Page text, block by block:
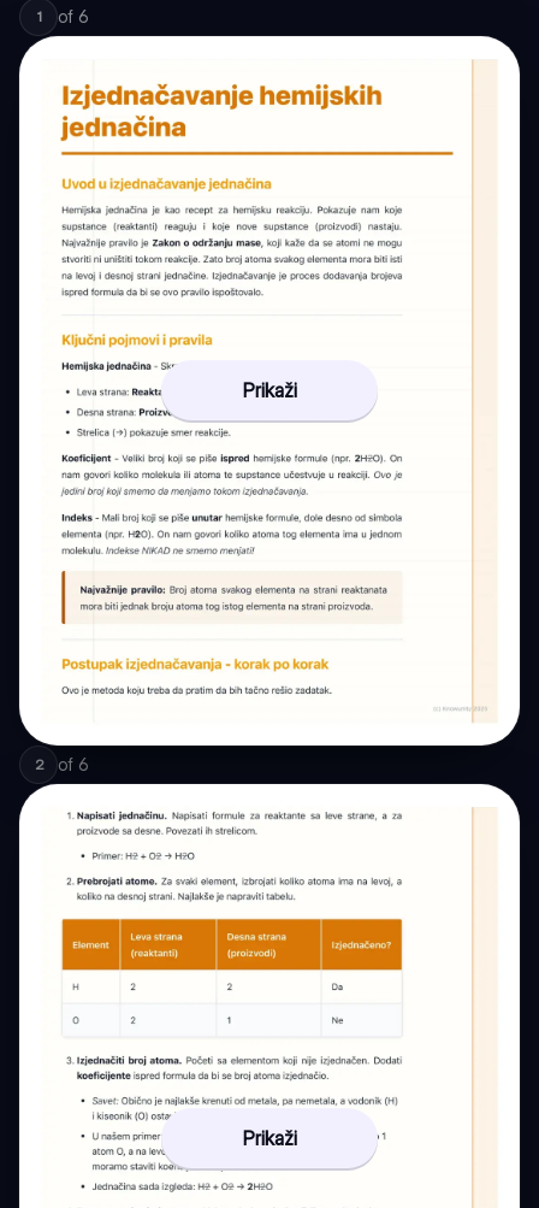
1 of 6
Prikaži
2 of 6
Prikaži